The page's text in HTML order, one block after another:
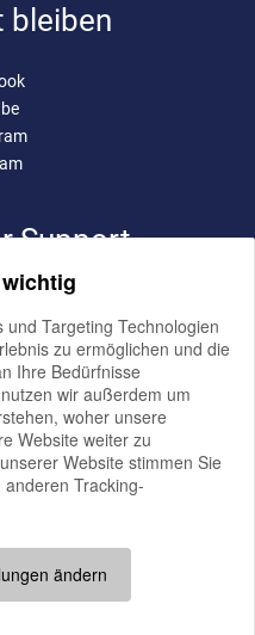
bleiben
Support
e.K.
bad zwischenahn
26129 oldenburg
bit.de
Impressum
Geschäftsbedingungen
Targeting Technologien
zu ermöglichen und die
Ihre Bedürfnisse
wir außerdem um
woher unsere
Website weiter zu
Website stimmen Sie
Tracking-
ändern